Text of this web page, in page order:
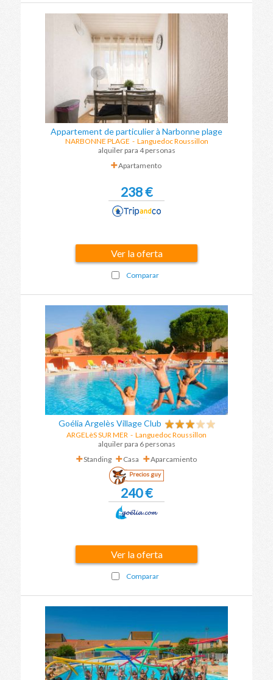
Appartement de particulier à Narbonne plage
NARBONNE PLAGE - Languedoc Roussillon
alquiler para 4 personas
Apartamento
238 €
Ver la oferta
Comparar
Goélia Argelès Village Club
ARGELèS SUR MER - Languedoc Roussillon
alquiler para 6 personas
Standing
Casa Aparcamiento
Precios guy
240 €
Ver la oferta
Comparar